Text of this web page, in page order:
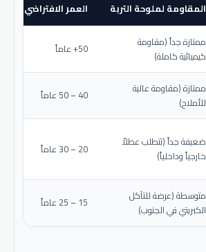
المقاومة لملوحة التربة العمر الافتراضي
ممتازة جداً (مقاومة
كيميائية كاملة)
50+ عاماً
ممتازة (مقاومة عالية
للأملاح)
40 – 50 عاماً
ضعيفة جداً (تتطلب عطلاً
خارجياً وداخلياً)
20 – 30 عاماً
متوسطة (عرضة للتآكل
الكبريتي في الجنوب)
15 – 25 عاماً